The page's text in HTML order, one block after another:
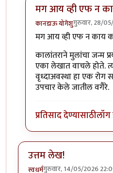
मग आय व्ही एफ न
कानडाऊ योगेशुगुरुवार, 28/
In reply toविचारात
मग आय व्ही एफ न काय
कालांतराने मुलांचा जन्म
एका लेखात वाचले होते.
वृध्दाअवस्था हा एक रोग
उपचार केले जातील वगैरे.
प्रतिसाद देण्यासाठी
उत्तम लेख!
स्वधर्मगुरुवार, 14/05/2026